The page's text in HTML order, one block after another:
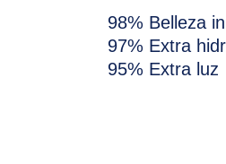
98% Belleza
97% Extra
95% Extra luz